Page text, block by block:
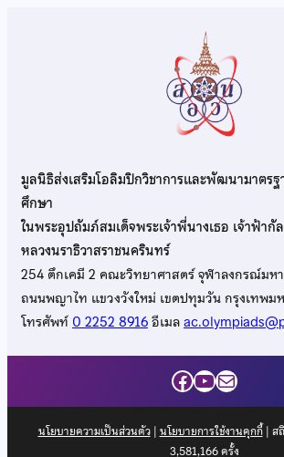
มูลนิธิส่งเสริมโอลิมปิกวิชาการและพัฒนามาตร
ศึกษา
ในพระอุปถัมภ์สมเด็จพระเจ้าพี่นางเธอ เจ้าฟ้า
หลวงนราธิวาสราชนครินทร์
254 ตึกเคมี 2 คณะวิทยาศาสตร์ จุฬาลงกรณ์มห
ถนนพญาไท แขวงวังใหม่ เขตปทุมวัน กรุงเทพม
โทรศัพท์0 2252 8916อีเมล
Facebook
YouTube
Mail
นโยบายความเป็นส่วนตัว| นโยบายการใช้งานคุกกี้| สถิ
3,581,166ครั้ง